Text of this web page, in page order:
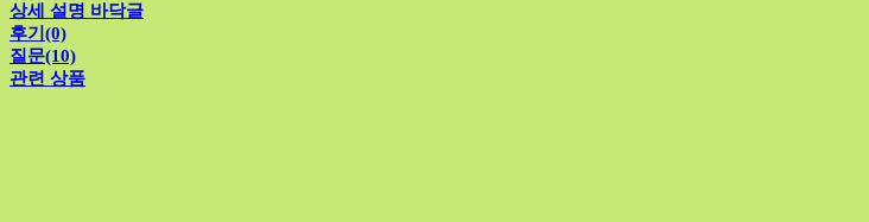
상세 설명 바닥글
후기(0)
질문(10)
관련 상품